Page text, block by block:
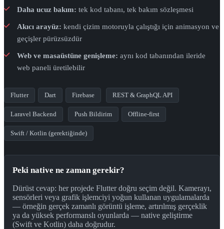
Daha ucuz bakım: tek kod tabanı, tek bakım sözleşmesi
Akıcı arayüz: kendi çizim motoruyla çalıştığı için animasyon ve
geçişler pürüzsüzdür
Web ve masaüstüne genişleme: aynı kod tabanından ileride
web paneli üretilebilir
Flutter Dart Firebase REST & GraphQL API
Laravel Backend Push Bildirim Offline-first
Swift / Kotlin (gerektiğinde)
Peki native ne zaman gerekir?
Dürüst cevap: her projede Flutter doğru seçim değil. Kamerayı,
sensörleri veya grafik işlemciyi yoğun kullanan uygulamalarda
— örneğin gerçek zamanlı görüntü işleme, artırılmış gerçeklik
ya da yüksek performanslı oyunlarda — native geliştirme
(Swift ve Kotlin) daha doğrudur.